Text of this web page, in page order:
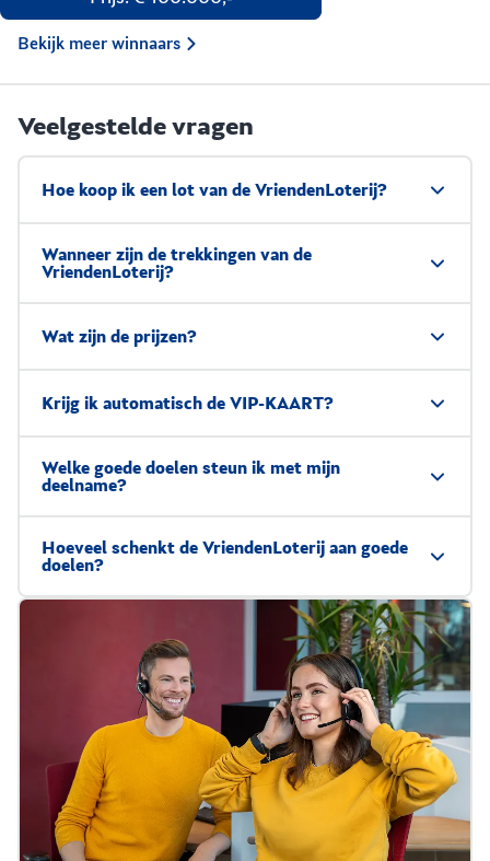
Bekijk meer winnaars
Veelgestelde vragen
Hoe koop ik een lot van de VriendenLoterij?
Wanneer zijn de trekkingen van de
VriendenLoterij?
Wat zijn de prijzen?
Krijg ik automatisch de VIP-KAART?
Welke goede doelen steun ik met mijn
deelname?
Hoeveel schenkt de VriendenLoterij aan goede
doelen?